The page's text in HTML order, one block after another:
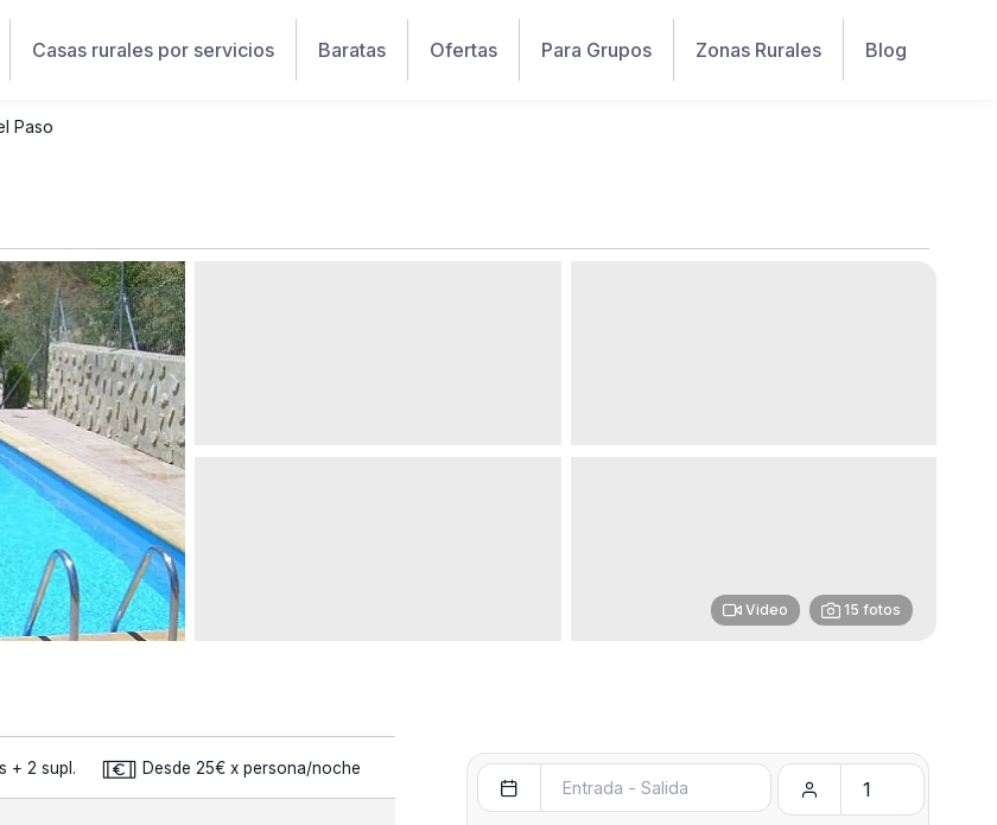
Casas rurales por servicios Baratas Ofertas Para Grupos Zonas Rurales Blog
Paso
Video 15 fotos
+ 2 supl. Desde 25€ x persona/noche